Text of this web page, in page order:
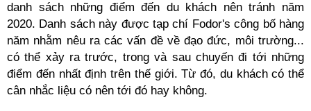
danh sách những điểm đến du khách nên tránh năm
2020. Danh sách này được tạp chí Fodor's công bố hàng
năm nhằm nêu ra các vấn đề về đạo đức, môi trường...
có thể xảy ra trước, trong và sau chuyến đi tới những
điểm đến nhất định trên thế giới. Từ đó, du khách có thể
cân nhắc liệu có nên tới đó hay không.